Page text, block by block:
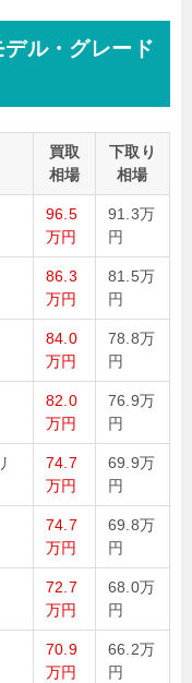
ル・グレード
買取
相場
下取り
相場
96.5
万円
91.3万
円
86.3
万円
81.5万
円
84.0
万円
78.8万
円
82.0
万円
76.9万
円
74.7
万円
69.9万
円
74.7
万円
69.8万
円
72.7
万円
68.0万
円
70.9
万円
66.2万
円